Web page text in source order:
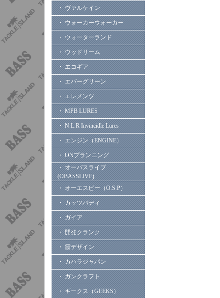
・ ヴァルケイン
・ ウォーカーウォーカー
・ ウォーターランド
・ ウッドリーム
・ エコギア
・ エバーグリーン
・ エレメンツ
・ MPB LURES
・ N.L.R Invincidle Lures
・ エンジン（ENGINE）
・ ONプランニング
・ オーバスライブ
(OBASSLIVE)
・ オーエスピー（O.S.P）
・ カッツバディ
・ ガイア
・ 開発クランク
・ 霞デザイン
・ カハラジャパン
・ ガンクラフト
・ ギークス（GEEKS）